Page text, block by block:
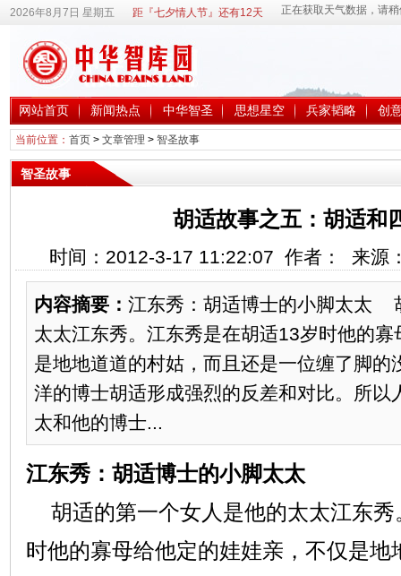
2026年8月7日 星期五 距『七夕情人节』还有12天
网站首页 新闻热点 中华智圣 思想星空 兵家韬略 创
当前位置： 首页> 文章管理 > 智圣故事
智圣故事
胡适故事之五：胡适和
时间：2012-3-17 11:22:07 作者： 来源
内容摘要： 江东秀：胡适博士的小脚太太
太太江东秀。江东秀是在胡适13岁时他的
是地地道道的村姑，而且还是一位缠了脚的
洋的博士胡适形成强烈的反差和对比。所以
太和他的博士...
江东秀：胡适博士的小脚太太
胡适的第一个女人是他的太太江东秀
时他的寡母给他定的娃娃亲，不仅是地